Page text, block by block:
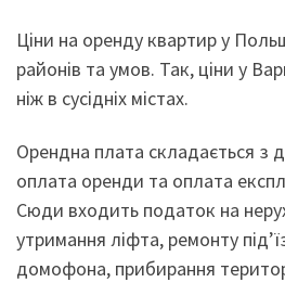
Ціни на оренду квартир у
районів та умов. Так, ціни у
ніж в сусідніх містах.
Орендна плата складається з
оплата оренди та оплата
Сюди входить податок на
утримання ліфта, ремонту
домофона, прибирання